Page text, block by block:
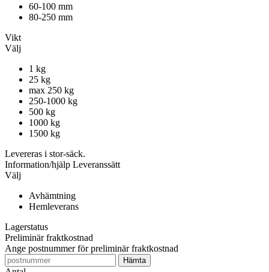
60-100 mm
80-250 mm
Vikt
Välj
1 kg
25 kg
max 250 kg
250-1000 kg
500 kg
1000 kg
1500 kg
Levereras i stor-säck.
Information/hjälp Leveranssätt
Välj
Avhämtning
Hemleverans
Lagerstatus
Preliminär fraktkostnad
Ange postnummer för preliminär fraktkostnad